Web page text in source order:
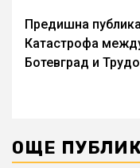
Continue
Reading
Предишна
Катастрофа
Ботевград и
ОЩЕ